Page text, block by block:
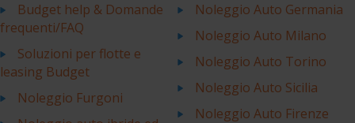
Budget help & Domande
frequenti/FAQ
Soluzioni per flotte e
leasing Budget
Noleggio Furgoni
Noleggio Auto Germania
Noleggio Auto Milano
Noleggio Auto Torino
Noleggio Auto Sicilia
Noleggio Auto Firenze